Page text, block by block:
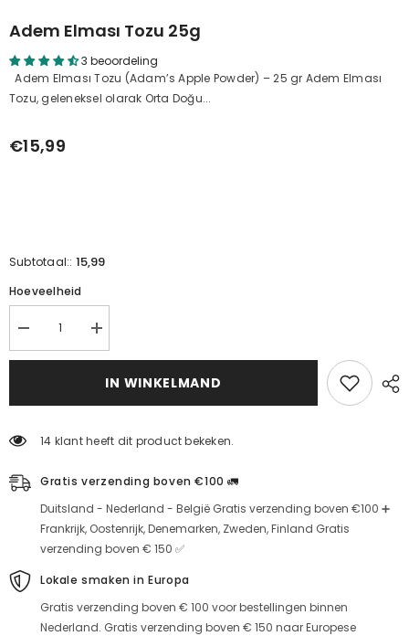
Adem Elması Tozu 25g
3 beoordeling
Adem Elması Tozu (Adam’s Apple Powder) – 25 gr Adem Elması
Tozu, geleneksel olarak Orta Doğu...
€15,99
Subtotaal:: 15,99
Hoeveelheid
Elması
tozu
miktarı
Adem
Elması
tozu
25g
için
miktarı
IN WINKELMAND
14 klant heeft dit product bekeken.
Gratis verzending boven €100 🚛
Duitsland - Nederland - België Gratis verzending boven €100 ➕
Frankrijk, Oostenrijk, Denemarken, Zweden, Finland Gratis
verzending boven € 150 ✅
Lokale smaken in Europa
Gratis verzending boven € 100 voor bestellingen binnen
Nederland. Gratis verzending boven € 150 naar Europese